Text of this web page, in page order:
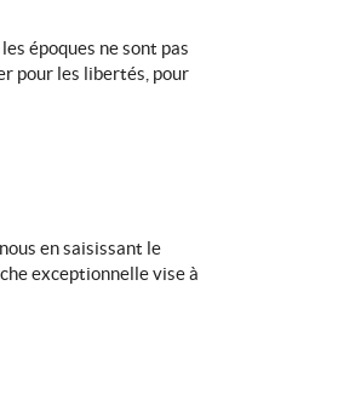
époques ne sont pas
pour les libertés, pour
en saisissant le
exceptionnelle vise à